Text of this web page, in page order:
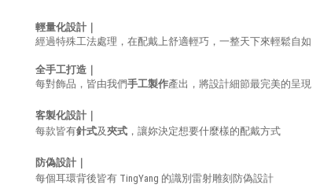
輕量化設計｜
經過特殊工法處理，在配戴上舒適輕巧，一整天下來輕鬆自如
全手工打造
每對飾品，皆由我們手工製作產出，將設計細節最完美的呈現
客製化設計｜
每款皆有針式及夾式 ，讓妳決定想要什麼樣的配戴方式
防偽設計｜
每個耳環背後皆有 TingYang 的識別雷射雕刻防偽設計